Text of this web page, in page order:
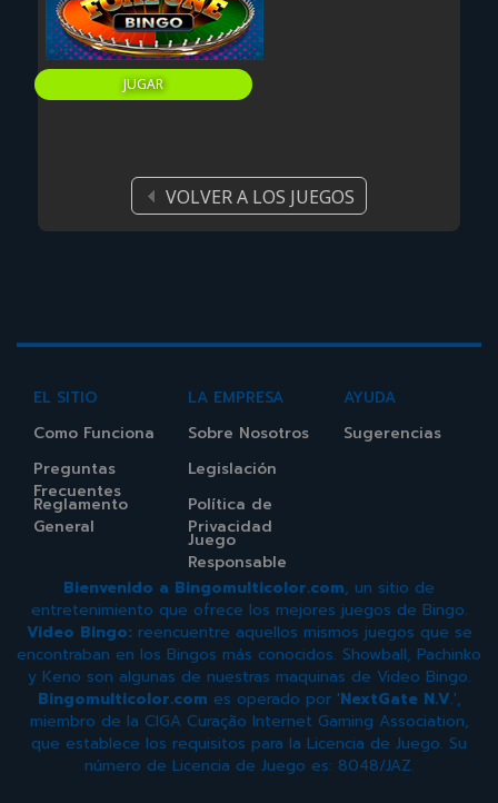
JUGAR
VOLVER A LOS JUEGOS
EL SITIO
Como Funciona
Preguntas
Frecuentes
Reglamento
General
LA EMPRESA
Sobre Nosotros
Legislación
Política de
Privacidad
Juego
Responsable
AYUDA
Sugerencias
Bienvenido a Bingomulticolor.com, un sitio de
entretenimiento que ofrece los mejores juegos de Bingo.
Video Bingo: reencuentre aquellos mismos juegos que se
encontraban en los Bingos más conocidos. Showball, Pachinko
y Keno son algunas de nuestras maquinas de Video Bingo.
Bingomulticolor.com es operado por 'NextGate N.V.',
miembro de la CIGA Curação Internet Gaming Association,
que establece los requisitos para la Licencia de Juego. Su
número de Licencia de Juego es: 8048/JAZ.